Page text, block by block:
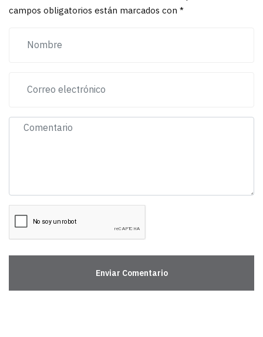
campos obligatorios están marcados con *
Enviar Comentario